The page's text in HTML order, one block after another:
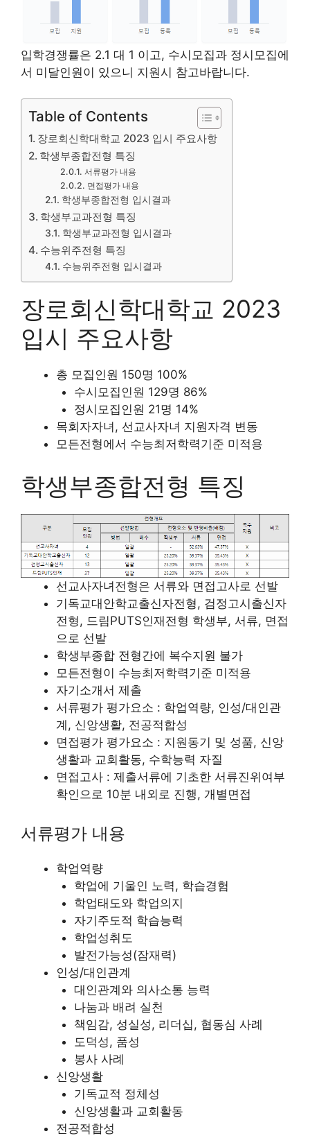
입학경쟁률은 2.1 대 1 이고, 수시모집과 정시모집에
서 미달인원이 있으니 지원시 참고바랍니다.
Table of Contents
장로회신학대학교 2023 입시 주요사항
학생부종합전형 특징
서류평가 내용
면접평가 내용
학생부종합전형 입시결과
학생부교과전형 특징
학생부교과전형 입시결과
수능위주전형 특징
수능위주전형 입시결과
장로회신학대학교 2023
입시 주요사항
총 모집인원 150명 100%
수시모집인원 129명 86%
정시모집인원 21명 14%
목회자자녀, 선교사자녀 지원자격 변동
모든전형에서 수능최저학력기준 미적용
학생부종합전형 특징
선교사자녀전형은 서류와 면접고사로 선발
기독교대안학교출신자전형, 검정고시출신자
전형, 드림PUTS인재전형 학생부, 서류, 면접
으로 선발
학생부종합 전형간에 복수지원 불가
모든전형이 수능최저학력기준 미적용
자기소개서 제출
서류평가 평가요소 : 학업역량, 인성/대인관
계, 신앙생활, 전공적합성
면접평가 평가요소 : 지원동기 및 성품, 신앙
생활과 교회활동, 수학능력 자질
면접고사 : 제출서류에 기초한 서류진위여부
확인으로 10분 내외로 진행, 개별면접
서류평가 내용
학업역량
학업에 기울인 노력, 학습경험
학업태도와 학업의지
자기주도적 학습능력
학업성취도
발전가능성(잠재력)
인성/대인관계
대인관계와 의사소통 능력
나눔과 배려 실천
책임감, 성실성, 리더십, 협동심 사례
도덕성, 품성
봉사 사례
신앙생활
기독교적 정체성
신앙생활과 교회활동
전공적합성